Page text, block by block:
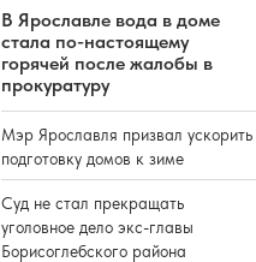
В Ярославле вода в доме
стала по-настоящему
горячей после жалобы в
прокуратуру
Мэр Ярославля призвал ускорить
подготовку домов к зиме
Суд не стал прекращать
уголовное дело экс-главы
Борисоглебского района